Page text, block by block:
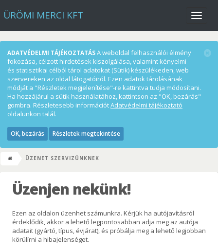
Menü
ÜRÖMI MERCI KFT
ADATVÉDELMI TÁJÉKOZTATÁSA weboldal felhasználói élmény
fokozása, célzott hirdetések kiszolgálása, valamint kényelmi
és statisztikai célból tárol adatokat (Sütik) készülékeden, web
szervereken az oldal látogatóiról. Ezen adatok tárolásának
módját a "Részletek megjelenítése"-re kattintva tudja módosítani.
Ha hozzájárul a sütik használatához, kattintson az "OK, bezárás"
gombra. Részletesebb információtAdatvédelmi tájékoztató
oldalunkon talál.
OK, bezárás Részletek megtekintése
ÜZENET SZERVIZÜNKNEK
Üzenjen nekünk!
Ezen az oldalon üzenhet számunkra. Kérjük ha autójavításról
érdeklődik, akkor a lehető legpontosabban adja meg az autója
adatait (gyártó, típus, évjárat), és próbálja meg a lehető legjobban
körülírni a hibajelenséget.